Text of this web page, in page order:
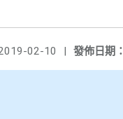
發佈日期：
02-10 |